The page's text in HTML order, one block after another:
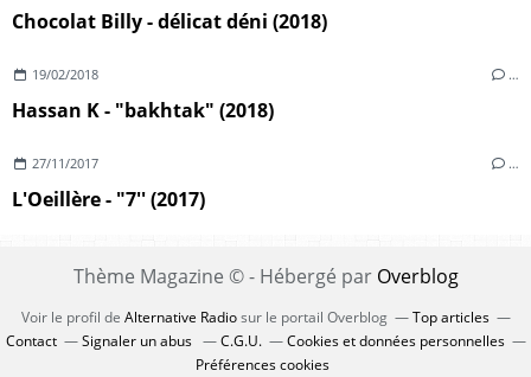
Chocolat Billy - délicat déni (2018)
19/02/2018 …
Hassan K - "bakhtak" (2018)
27/11/2017 …
L'Oeillère - "7'' (2017)
Thème Magazine © - Hébergé par Overblog
Voir le profil de Alternative Radiosur le portail Overblog
Top articles
Contact
Signaler un abus C.G.U.
Cookies et données personnelles
Préférences cookies